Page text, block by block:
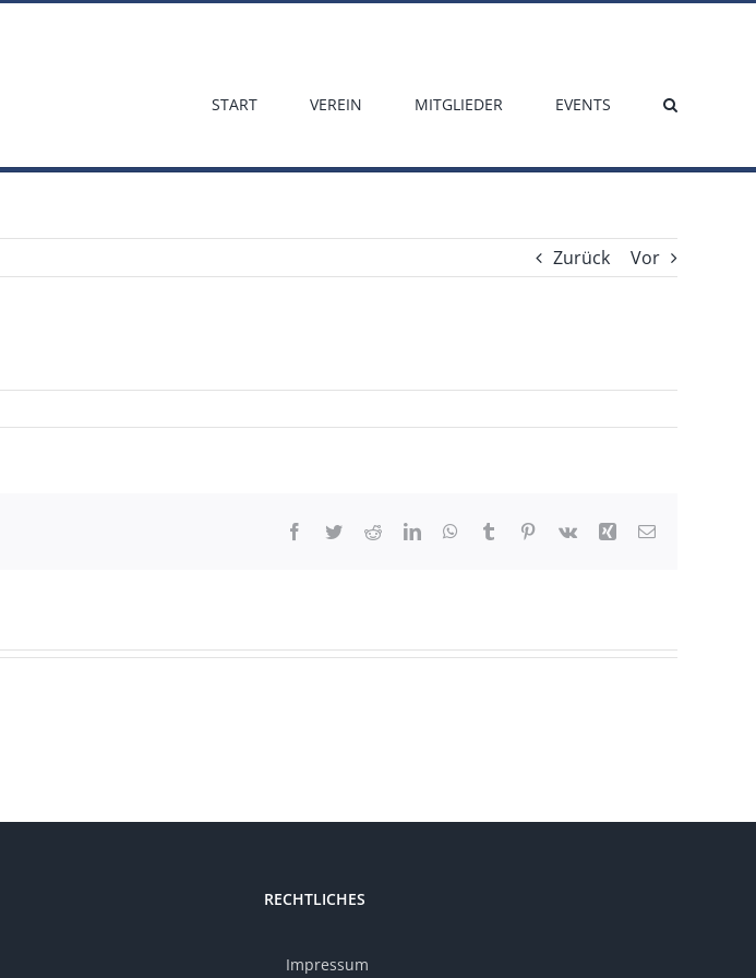
START VEREIN MITGLIEDER EVENTS
Zurück Vor
Facebook
TwitterRedditLinkedInWhatsApp
Tumblr Pinterest
Vk Xing E-
RECHTLICHES
Impressum